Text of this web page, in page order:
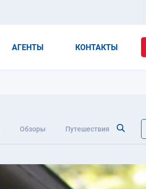
АГЕНТЫ КОНТАКТЫ
Обзоры Путешествия